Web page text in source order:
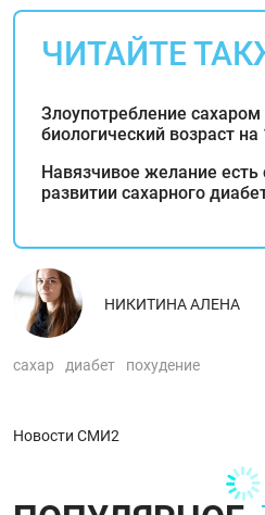
ЧИТАЙТЕ
Злоупотребление сахаром
биологический возраст на
Навязчивое желание есть
развитии сахарного
НИКИТИНА АЛЕНА
сахар диабет похудение
Новости СМИ2